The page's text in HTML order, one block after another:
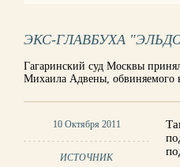
ЭКС-ГЛАВБУХА
Гагаринский суд Москвы
Михаила Адвены, обвиняемого
10 Октября 2011
ИСТОЧНИК